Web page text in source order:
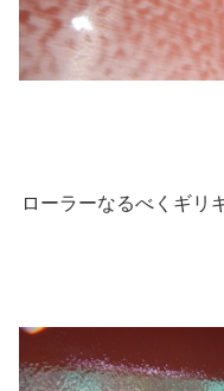
ローラーなるべくギリ